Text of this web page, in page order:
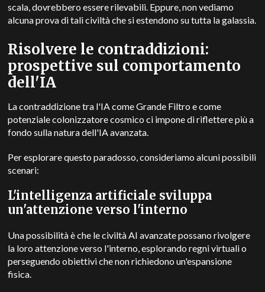
scala, dovrebbero essere rilevabili. Eppure, non vediamo
alcuna prova di tali civiltà che si estendono su tutta la galassia.
Risolvere le contraddizioni:
prospettive sul comportamento
dell'IA
La contraddizione tra l'IA come Grande Filtro e come
potenziale colonizzatore cosmico ci impone di riflettere più a
fondo sulla natura dell'IA avanzata.
Per esplorare questo paradosso, consideriamo alcuni possibili
scenari:
L'intelligenza artificiale sviluppa
un'attenzione verso l'interno
Una possibilità è che le civiltà AI avanzate possano rivolgere
la loro attenzione verso l'interno, esplorando regni virtuali o
perseguendo obiettivi che non richiedono un'espansione
fisica.